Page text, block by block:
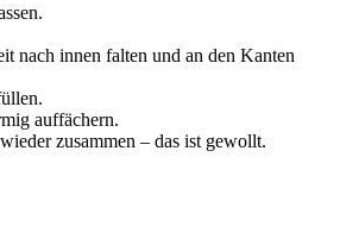
nach innen falten und an den Kanten
auffächern.
zusammen – das ist gewollt.